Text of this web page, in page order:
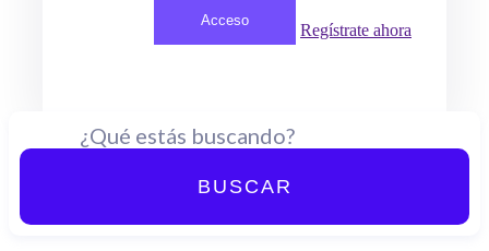
Regístrate ahora
BUSCAR